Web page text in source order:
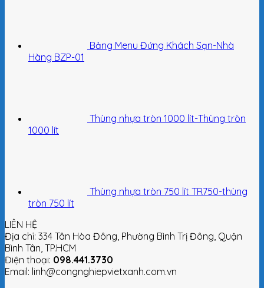
Bảng Menu Đứng Khách Sạn-Nhà
Hàng BZP-01
Thùng nhựa tròn 1000 lít-Thùng tròn
1000 lít
Thùng nhựa tròn 750 lít TR750-thùng
tròn 750 lít
LIÊN HỆ
Địa chỉ: 334 Tân Hòa Đông, Phường Bình Trị Đông, Quận
Bình Tân, TP.HCM
Điện thoại: 098.441.3730
Email: linh@congnghiepvietxanh.com.vn